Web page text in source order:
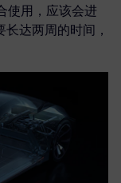
使用，应该会进
达两周的时间，